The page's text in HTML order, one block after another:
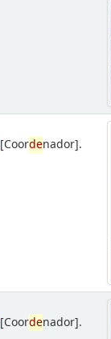
[Coordenador].
[Coordenador].